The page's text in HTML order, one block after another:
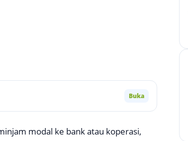
Buka
modal ke bank atau koperasi,